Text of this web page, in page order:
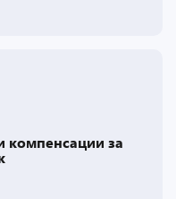
компенсации за